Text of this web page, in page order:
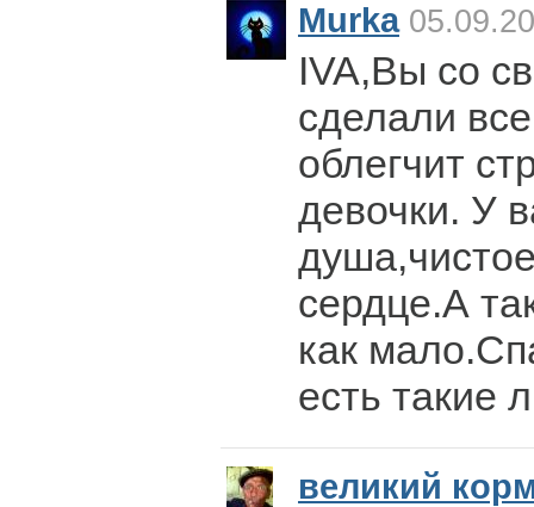
Murka
IVA,Вы со
сделали
облегчит
девочки. У
сердце.А
как
есть такие
великий